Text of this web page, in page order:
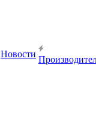
Новости